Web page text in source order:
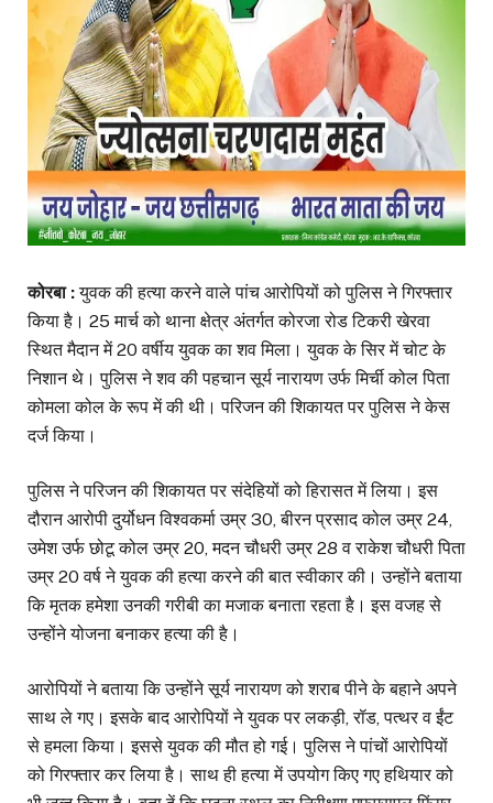
कोरबा :युवक की हत्या करने वाले पांच आरोपियों को ​पुलिस ने गिरफ्तार
किया है। 25 मार्च को थाना क्षेत्र अंतर्गत कोरजा रोड टिकरी खेरवा
स्थित मैदान में 20 वर्षीय युवक का शव मिला। युवक के सिर में चोट के
निशान थे। पुलिस ने शव की पहचान सूर्य नारायण उर्फ मिर्ची कोल पिता
कोमला कोल के रूप में की थी। परिजन की शिकायत पर पुलिस ने केस
दर्ज किया।
पुलिस ने परिजन की शिकायत पर संदेहियों को हिरासत में लिया। इस
दौरान आरोपी दुर्योधन विश्वकर्मा उम्र 30, बीरन प्रसाद कोल उम्र 24,
उमेश उर्फ छोटू कोल उम्र 20, मदन चौधरी उम्र 28 व राकेश चौधरी पिता
उम्र 20 वर्ष ने युवक की हत्या करने की बात स्वीकार की। उन्होंने बताया
कि मृतक हमेशा उनकी गरीबी का मजाक बनाता रहता है। इस वजह से
उन्होंने योजना बनाकर हत्या की है।
आरोपियों ने बताया कि उन्होंने सूर्य नारायण को शराब पीने के बहाने अपने
साथ ले गए। इसके बाद आरोपियों ने युवक पर लकड़ी, रॉड, पत्थर व ईंट
से हमला किया। इससे युवक की मौत हो गई। पुलिस ने पांचों आरोपियों
को गिरफ्तार कर लिया है। साथ ही हत्या में उपयोग किए गए हथियार को